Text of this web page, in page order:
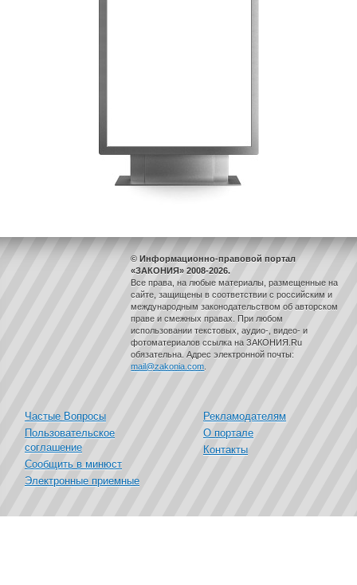
© Информационно-правовой портал
«ЗАКОНИЯ» 2008-2026.
Все права, на любые материалы, размещенные на
сайте, защищены в соответствии с российским и
международным законодательством об авторском
праве и смежных правах. При любом
использовании текстовых, аудио-, видео- и
фотоматериалов ссылка на ЗАКОНИЯ.Ru
обязательна. Адрес электронной почты:
mail@zakonia.com
Частые Вопросы
Пользовательское
соглашение
Сообщить в минюст
Электронные приемные
Рекламодателям
О портале
Контакты